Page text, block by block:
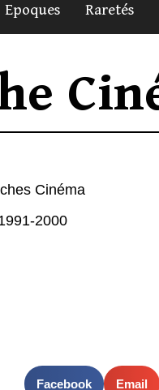
Epoques Raretés
Cinéma
2000
Facebook Email